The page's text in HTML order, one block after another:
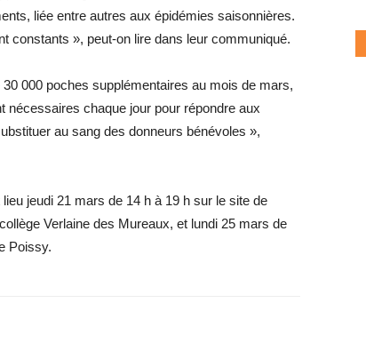
liée entre autres aux épidémies saisonnières.
constants », peut-on lire dans leur communiqué.
000 poches supplémentaires au mois de mars,
nécessaires chaque jour pour répondre aux
au sang des donneurs bénévoles »,
jeudi 21 mars de 14 h à 19 h sur le site de
Verlaine des Mureaux, et lundi 25 mars de
Poissy.